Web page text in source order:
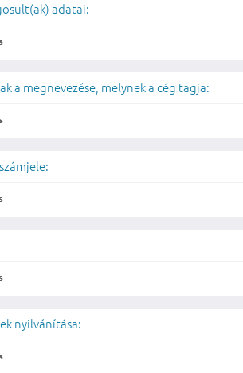
adatai:
a megnevezése, melynek a cég tagja:
nyilvánítása: